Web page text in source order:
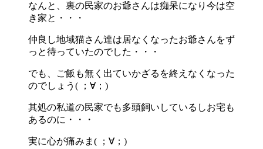
なんと、裏の民家のお爺さんは痴呆になり今は空
き家と・・・
仲良し地域猫さん達は居なくなったお爺さんをず
っと待っていたのでした・・・
でも、ご飯も無く出ていかざるを終えなくなった
のでしょう( ；∀；)
其処の私道の民家でも多頭飼いしているしお宅も
あるのに・・・
実に心が痛みま( ；∀；)